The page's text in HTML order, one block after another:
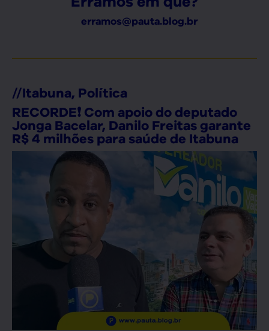
erramos@pauta.blog.br
//Itabuna, Política
RECORDE❗ Com apoio do deputado
Jonga Bacelar, Danilo Freitas garante
R$ 4 milhões para saúde de Itabuna